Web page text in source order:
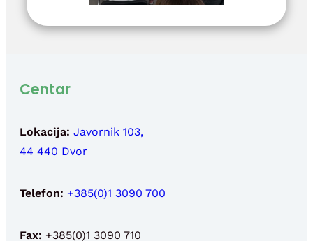
Centar
Lokacija: Javornik 103,
44 440 Dvor
Telefon: +385(0)1 3090 700
Fax: +385(0)1 3090 710